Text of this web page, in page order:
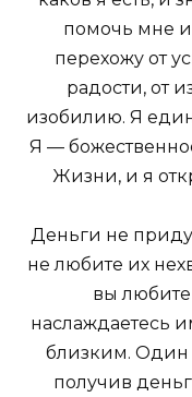
помочь мне и
перехожу от
радости, от
изобилию. Я
Я —
Жизни, и я
Деньги не
не любите их
вы любите
наслаждаетесь
близким. Один
получив